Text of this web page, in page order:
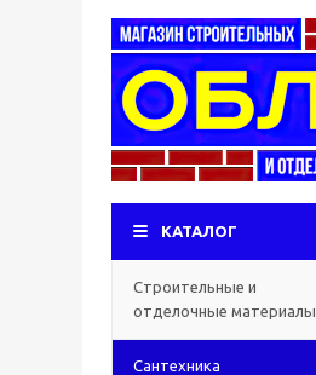
КАТАЛОГ
Строительные и
отделочные материалы
Сантехника